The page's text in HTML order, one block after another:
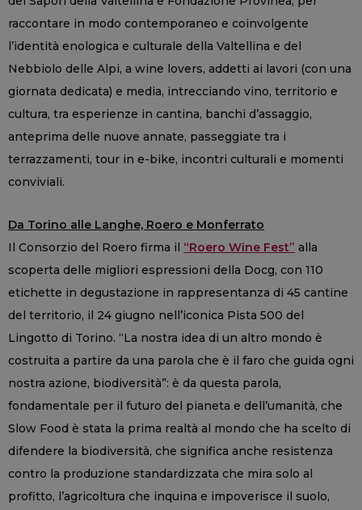
raccontare in modo contemporaneo e coinvolgente
l’identità enologica e culturale della Valtellina e del
Nebbiolo delle Alpi, a wine lovers, addetti ai lavori (con una
giornata dedicata) e media, intrecciando vino, territorio e
cultura, tra esperienze in cantina, banchi d’assaggio,
anteprima delle nuove annate, passeggiate tra i
terrazzamenti, tour in e-bike, incontri culturali e momenti
conviviali.
Da Torino alle Langhe, Roero e Monferrato
Il Consorzio del Roero firma il “Roero Wine Fest” alla
scoperta delle migliori espressioni della Docg, con 110
etichette in degustazione in rappresentanza di 45 cantine
del territorio, il 24 giugno nell’iconica Pista 500 del
Lingotto di Torino. “La nostra idea di un altro mondo è
costruita a partire da una parola che è il faro che guida ogni
nostra azione, biodiversità”: è da questa parola,
fondamentale per il futuro del pianeta e dell’umanità, che
Slow Food è stata la prima realtà al mondo che ha scelto di
difendere la biodiversità, che significa anche resistenza
contro la produzione standardizzata che mira solo al
profitto, l’agricoltura che inquina e impoverisce il suolo,